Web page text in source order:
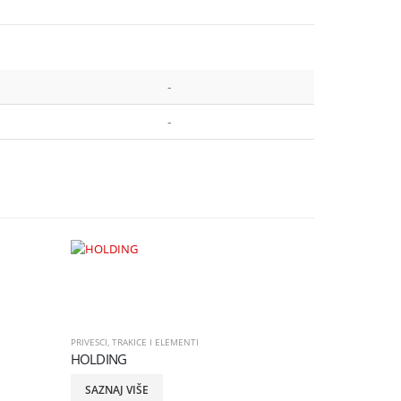
-
-
PRIVESCI TRAKICE I ELEMENTI
HOLDING
SAZNAJ VIŠE